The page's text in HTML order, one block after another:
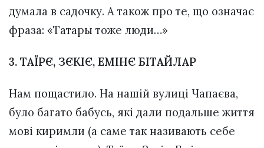
думала в садочку. А також про те, що означає
фраза: «Татары тоже люди…»
3. ТАЇРЄ, ЗЄКІЄ, ЕМІНЄ БІТАЙЛАР
Нам пощастило. На нашій вулиці Чапаєва,
було багато бабусь, які дали подальше життя
мові киримли (а саме так називають себе